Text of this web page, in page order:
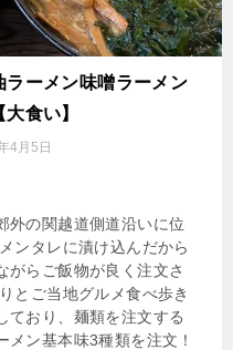
ラーメン味噌ラーメン
食い】
4月5日
外の関越道側道沿いに位
ンタレに漬け込んだから
がらご飯物が良く注文さ
とご当地グルメ食べ歩き
ており、麺類を注文する
ン基本味3種類を注文！